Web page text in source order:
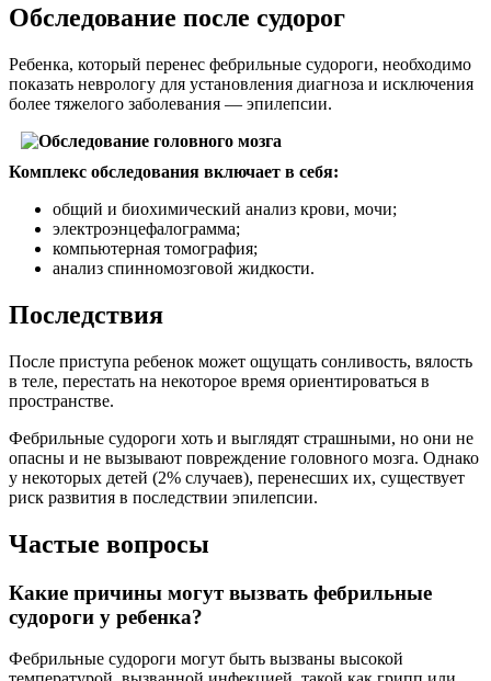
Обследование после судорог
Ребенка, который перенес фебрильные судороги, необходимо
показать неврологу для установления диагноза и исключения
более тяжелого заболевания — эпилепсии.
Комплекс обследования включает в себя:
общий и биохимический анализ крови, мочи;
электроэнцефалограмма;
компьютерная томография;
анализ спинномозговой жидкости.
Последствия
После приступа ребенок может ощущать сонливость, вялость
в теле, перестать на некоторое время ориентироваться в
пространстве.
Фебрильные судороги хоть и выглядят страшными, но они не
опасны и не вызывают повреждение головного мозга. Однако
у некоторых детей (2% случаев), перенесших их, существует
риск развития в последствии эпилепсии.
Частые вопросы
Какие причины могут вызвать фебрильные
судороги у ребенка?
Фебрильные судороги могут быть вызваны высокой